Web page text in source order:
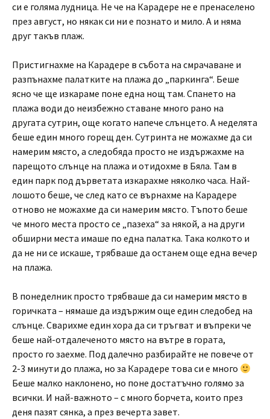
си е голяма лудница. Не че на Карадере не е пренаселено
през август, но някак си ни е познато и мило. А и няма
друг такъв плаж.
Пристигнахме на Карадере в събота на смрачаване и
разпънахме палатките на плажа до „паркинга“. Беше
ясно че ще изкараме поне една нощ там. Спането на
плажа води до неизбежно ставане много рано на
другата сутрин, още когато напече слънцето. А неделята
беше един много горещ ден. Сутринта не можахме да си
намерим място, а следобяда просто не издържахме на
парещото слънце на плажа и отидохме в Бяла. Там в
един парк под дърветата изкарахме няколко часа. Най-
лошото беше, че след като се върнахме на Карадере
отново не можахме да си намерим място. Тъпото беше
че много места просто се „пазеха“ за някой, а на други
обширни места имаше по една палатка. Така колкото и
да не ни се искаше, трябваше да останем още една вечер
на плажа.
В понеделник просто трябваше да си намерим място в
горичката – нямаше да издържим още един следобед на
слънце. Сварихме един хора да си тръгват и въпреки че
беше най-отдалеченото място на вътре в гората,
просто го заехме. Под далечно разбирайте не повече от
2-3 минути до плажа, но за Карадере това си е много
Беше малко наклонено, но поне достатъчно голямо за
всички. И най-важното – с много борчета, които през
деня пазят сянка, а през вечерта завет.